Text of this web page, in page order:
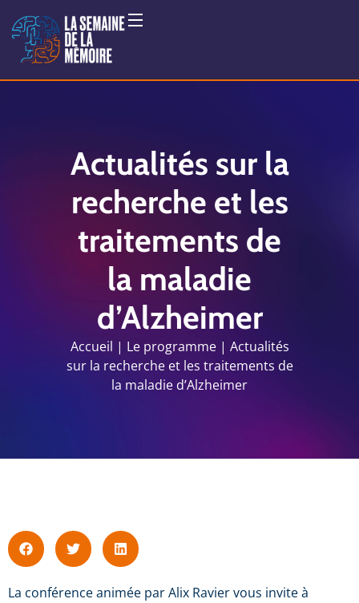
Actualités sur la
recherche et les
traitements de
la maladie
d’Alzheimer
Accueil Le programme
Actualités
sur la recherche et les traitements de
la maladie d’Alzheimer
La conférence animée par Alix Ravier vous invite à